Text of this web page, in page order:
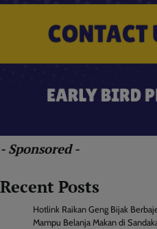
- Sponsored -
Recent Posts
Hotlink Raikan Geng Bijak
Mampu Belanja Makan di